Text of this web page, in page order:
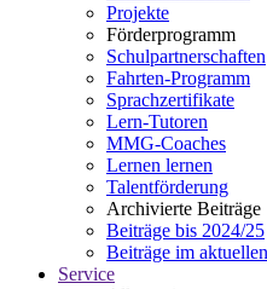
Projekte
Förderprogramm
Schulpartnerschaften
Fahrten-Programm
Sprachzertifikate
Lern-Tutoren
MMG-Coaches
Lernen lernen
Talentförderung
Archivierte Beiträge
Beiträge bis 2024/25
Beiträge im
Service